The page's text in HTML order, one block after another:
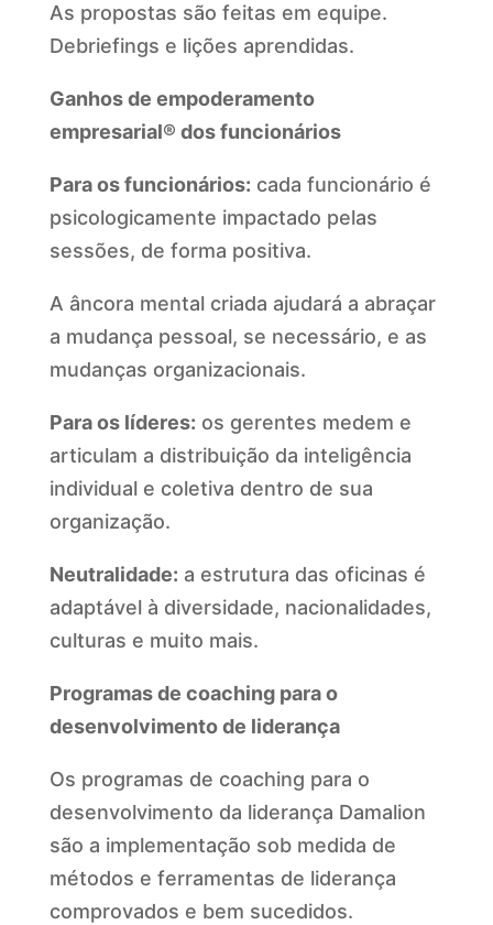
As propostas são feitas em equipe.
Debriefings e lições aprendidas.
Ganhos de empoderamento
empresarial® dos funcionários
Para os funcionários: cada funcionário é
psicologicamente impactado pelas
sessões, de forma positiva.
A âncora mental criada ajudará a abraçar
a mudança pessoal, se necessário, e as
mudanças organizacionais.
Para os líderes: os gerentes medem e
articulam a distribuição da inteligência
individual e coletiva dentro de sua
organização.
Neutralidade: a estrutura das oficinas é
adaptável à diversidade, nacionalidades,
culturas e muito mais.
Programas de coaching para o
desenvolvimento de liderança
Os programas de coaching para o
desenvolvimento da liderança Damalion
são a implementação sob medida de
métodos e ferramentas de liderança
comprovados e bem sucedidos.